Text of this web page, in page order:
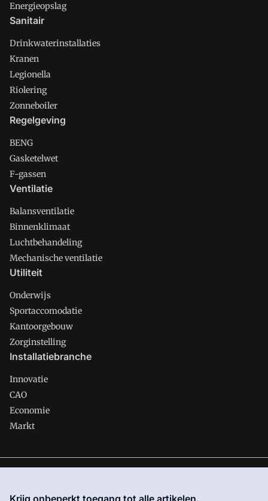
Energieopslag
Sanitair
Drinkwaterinstallaties
Kranen
Legionella
Riolering
Zonneboiler
Regelgeving
BENG
Gasketelwet
F-gassen
Ventilatie
Balansventilatie
Binnenklimaat
Luchtbehandeling
Mechanische ventilatie
Utiliteit
Onderwijs
Sportaccomodatie
Kantoorgebouw
Zorginstelling
Installatiebranche
Innovatie
CAO
Economie
Markt
waar VMN media voor staat. Op gebruik van deze site zijn de
Krijg onbeperkt toegang tot alle artikelen.